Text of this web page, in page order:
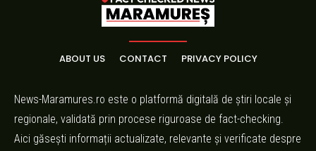
ABOUT US CONTACT PRIVACY POLICY
News-Maramures.ro este o platformă digitală de știri locale și
regionale, validată prin procese riguroase de fact-checking.
Aici găsești informații actualizate, relevante și verificate despre